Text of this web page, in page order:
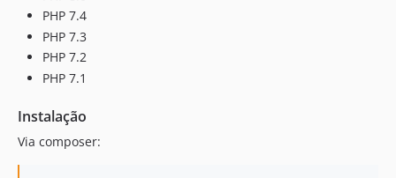
PHP 7.4
PHP 7.3
PHP 7.2
PHP 7.1
Instalação
Via composer: